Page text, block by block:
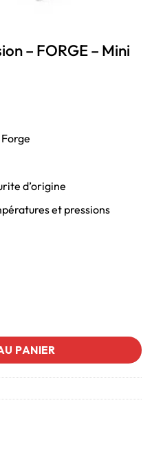
– FORGE – Mini
d’origine
et pressions
PANIER